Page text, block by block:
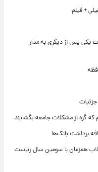
+ فیلم
پس از دیگری به مدار
گره از مشکلات جامعه بگشایند
بانک‌ها
همزمان با سومین سال ریاست